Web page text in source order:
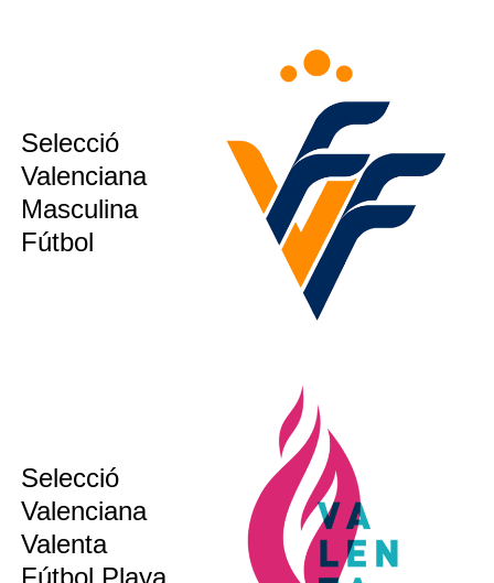
Selecció
Valenciana
Masculina
Fútbol
Selecció
Valenciana
Valenta
17
20